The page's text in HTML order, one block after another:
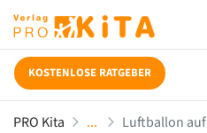
KOSTENLOSE RATGEBER
PRO Kita Luftballon